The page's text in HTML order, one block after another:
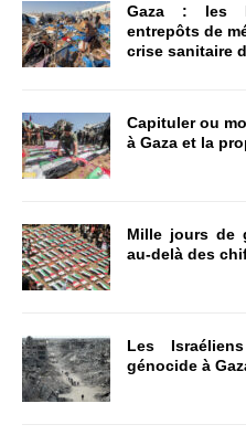
Gaza : les
entrepôts de
crise sanitaire
Capituler ou
à Gaza et la
Mille jours de
au-delà des
Les
génocide à